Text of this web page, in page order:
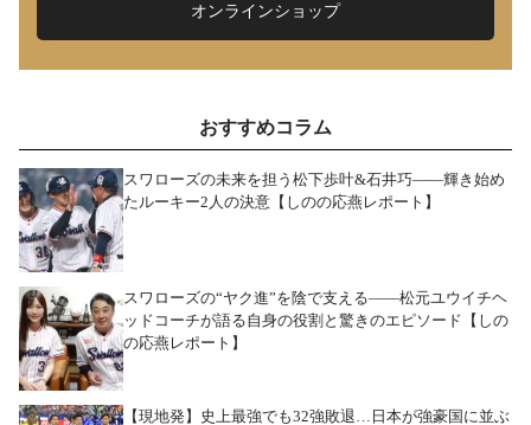
オンラインショップ
おすすめコラム
スワローズの未来を担う松下歩叶&石井巧――輝き始め
たルーキー2人の決意【しのの応燕レポート】
スワローズの“ヤク進”を陰で支える――松元ユウイチヘ
ッドコーチが語る自身の役割と驚きのエピソード【しの
の応燕レポート】
【現地発】史上最強でも32強敗退…日本が強豪国に並ぶ